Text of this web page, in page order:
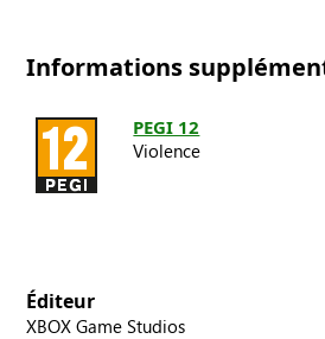
Informations
PEGI 12
Violence
Éditeur
XBOX Game Studios